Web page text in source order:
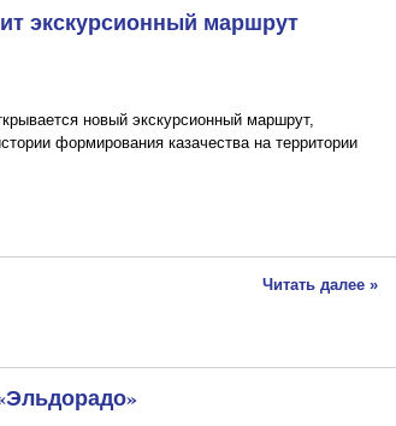
экскурсионный маршрут
новый экскурсионный маршрут,
формирования казачества на территории
Читать далее »